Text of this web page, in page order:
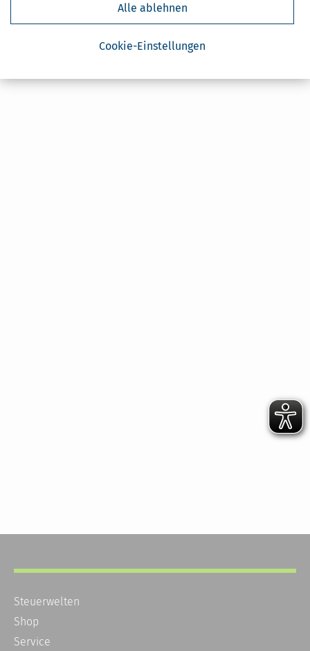
Cookie-Einstellungen
Alle ablehnen
Steuerwelten
Shop
Service